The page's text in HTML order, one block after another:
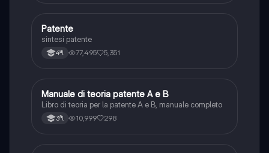
Altro
Patente
sintesi patente
4ªl 77,495 5,351
Italiano
Manuale di teoria patente A e B
Libro di teoria per la patente A e B, manuale completo
3ªl 10,999 298